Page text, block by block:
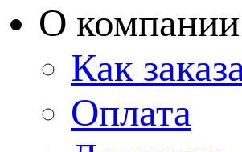
О компании
Как
Оплата